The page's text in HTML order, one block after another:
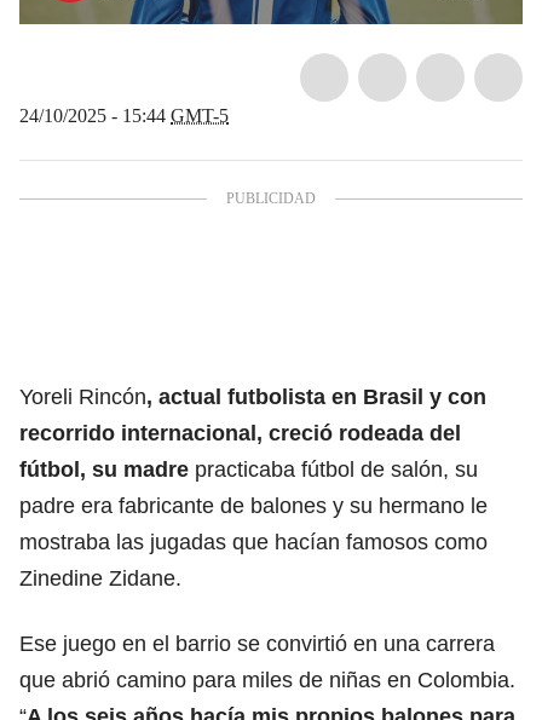
24/10/2025 - 15:44 GMT-5
Yoreli Rincón, actual futbolista en Brasil y con
recorrido internacional, creció rodeada del
fútbol, su madre practicaba fútbol de salón, su
padre era fabricante de balones y su hermano le
mostraba las jugadas que hacían famosos como
Zinedine Zidane.
Ese juego en el barrio se convirtió en una carrera
que abrió camino para miles de niñas en Colombia.